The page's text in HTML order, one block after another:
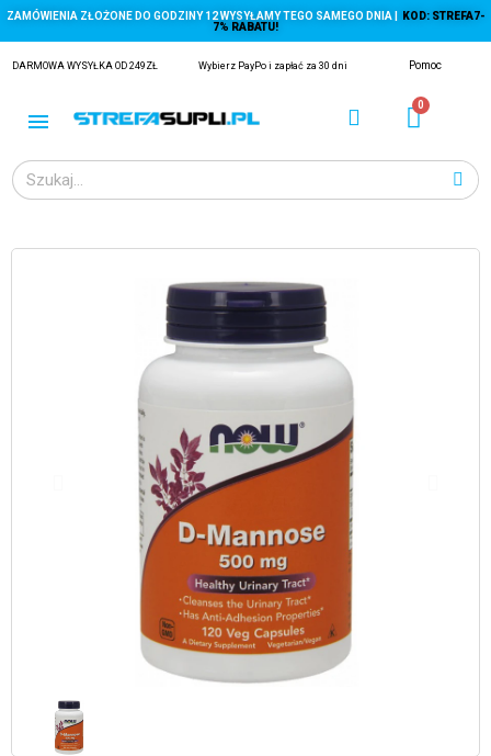
ZAMÓWIENIA ZŁOŻONE DO GODZINY 12 WYSYŁAMY TEGO SAMEGO DNIA |
KOD: STREFA7-
7% RABATU!
DARMOWA WYSYŁKA OD 249ZŁ Wybierz PayPo i zapłać za 30 dni Pomoc